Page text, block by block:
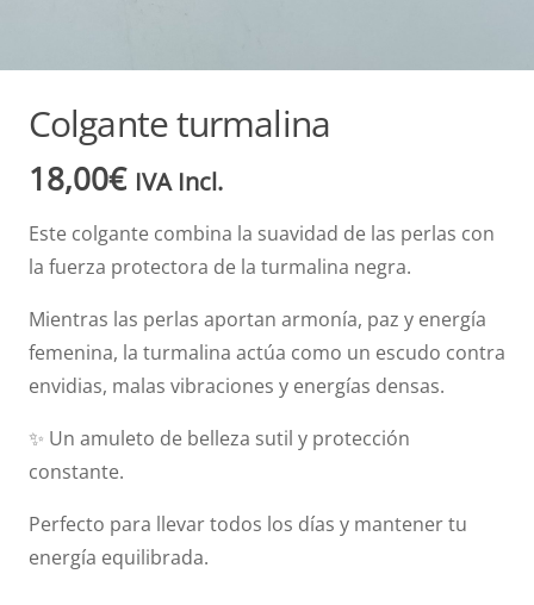
Colgante turmalina
18,00€ IVA Incl.
Este colgante combina la suavidad de las perlas con
la fuerza protectora de la turmalina negra.
Mientras las perlas aportan armonía, paz y energía
femenina, la turmalina actúa como un escudo contra
envidias, malas vibraciones y energías densas.
✨ Un amuleto de belleza sutil y protección
constante.
Perfecto para llevar todos los días y mantener tu
energía equilibrada.